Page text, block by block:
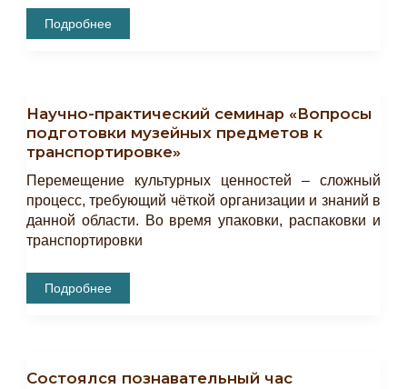
Внимание!
Режим
Подробнее
Научно-практический семинар «Вопросы
подготовки музейных предметов к
транспортировке»
Перемещение культурных ценностей – сложный
процесс, требующий чёткой организации и знаний в
данной области. Во время упаковки, распаковки и
транспортировки
Научно-
Практический
К
Подробнее
Состоялся познавательный час